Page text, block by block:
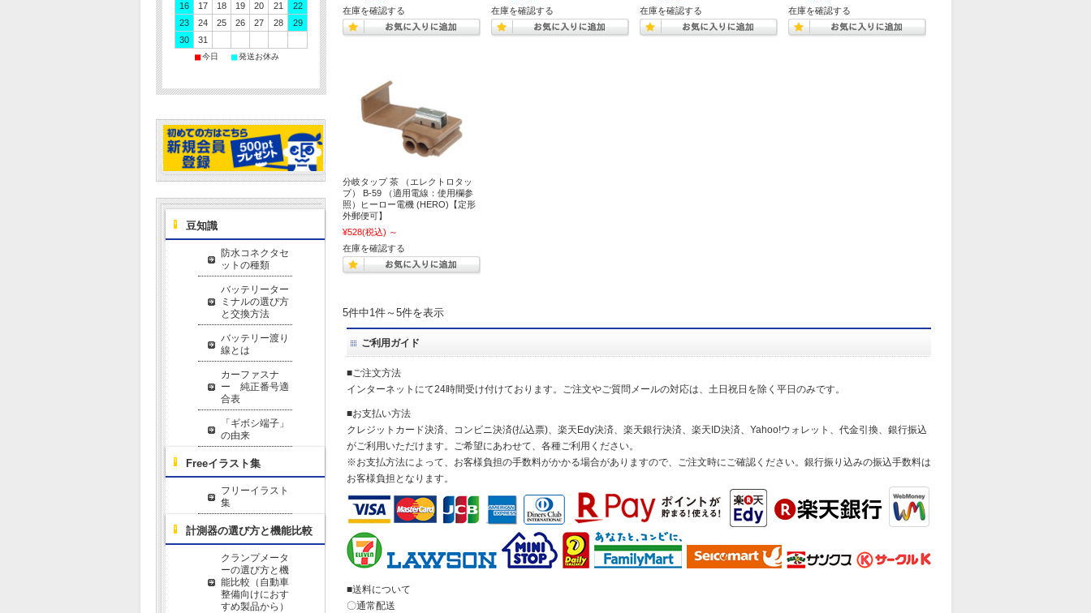
在庫を確認する
在庫を確認する
在庫を確認する
在庫を確認する
分岐タップ 茶 （エレクトロタッ
プ） B-59 （適用電線：使用欄参
照）ヒーロー電機 (HERO)【定形
外郵便可】
¥528(税込) ～
在庫を確認する
5件中1件～5件を表示
ご利用ガイド
■ご注文方法
インターネットにて24時間受け付けております。ご注文やご質問メールの対応は、土日祝日を除く平日のみです。
■お支払い方法
クレジットカード決済、コンビニ決済(払込票)、楽天Edy決済、楽天銀行決済、楽天ID決済、Yahoo!ウォレット、代金引換、銀行振込
がご利用いただけます。ご希望にあわせて、各種ご利用ください。
※お支払方法によって、お客様負担の手数料がかかる場合がありますので、ご注文時にご確認ください。銀行振り込みの振込手数料は
お客様負担となります。
■送料について
〇通常配送
16
17 18 19 20 21
22
23
24 25 26 27 28
29
30
31
■今日 ■発送お休み
豆知識
防水コネクタセ
ットの種類
バッテリーター
ミナルの選び方
と交換方法
バッテリー渡り
線とは
カーファスナ
ー 純正番号適
合表
「ギボシ端子」
の由来
Freeイラスト集
フリーイラスト
集
計測器の選び方と機能比較
クランプメータ
ーの選び方と機
能比較（自動車
整備向けにおす
すめ製品から）